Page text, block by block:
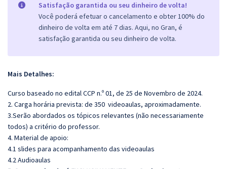
Satisfação garantida ou seu dinheiro de volta!
Você poderá efetuar o cancelamento e obter 100% do
dinheiro de volta em até 7 dias. Aqui, no Gran, é
satisfação garantida ou seu dinheiro de volta.
Mais Detalhes:
Curso baseado no edital CCP n.º 01, de 25 de Novembro de 2024.
2. Carga horária prevista: de 350 videoaulas, aproximadamente.
3.Serão abordados os tópicos relevantes (não necessariamente
todos) a critério do professor.
4. Material de apoio:
4.1 slides para acompanhamento das videoaulas
4.2 Audioaulas